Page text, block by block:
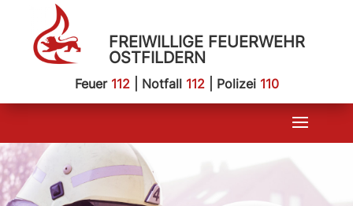
FREIWILLIGE FEUERWEHR
OSTFILDERN
Feuer 112| Notfall 112| Polizei 110